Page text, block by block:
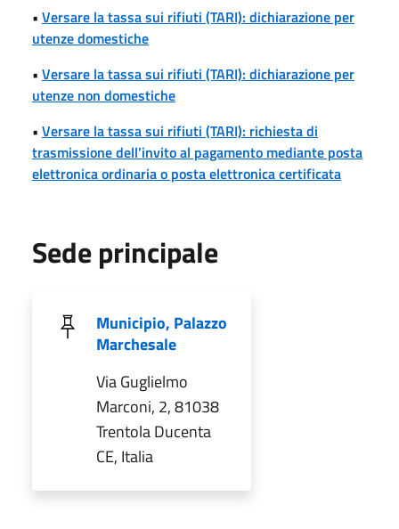
• Versare la tassa sui rifiuti (TARI): dichiarazione per
utenze domestiche
• Versare la tassa sui rifiuti (TARI): dichiarazione per
utenze non domestiche
• Versare la tassa sui rifiuti (TARI): richiesta di
trasmissione dell’invito al pagamento mediante posta
elettronica ordinaria o posta elettronica certificata
Sede principale
Municipio, Palazzo
Marchesale
Via Guglielmo
Marconi, 2, 81038
Trentola Ducenta
CE, Italia